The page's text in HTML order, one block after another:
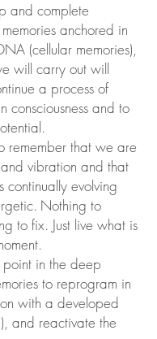
and complete
anchored in
(cellular memories),
will carry out will
a process of
consciousness and to
remember that we are
vibration and that
continually evolving
Nothing to
to fix. Just live what is
in the deep
to reprogram in
with a developed
and reactivate the